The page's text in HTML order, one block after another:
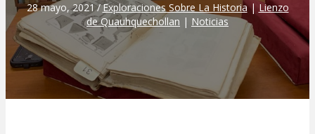
28 mayo, 2021/Exploraciones Sobre La Historia| Lienzo
de Quauhquechollan | Noticias